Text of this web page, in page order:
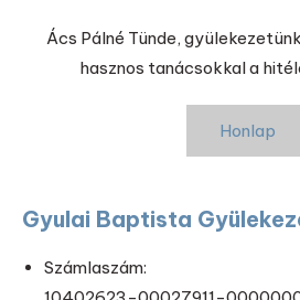
Ács Pálné Tünde,
hasznos tanácsokkal a
Honlap
Gyulai Baptista
Számlaszám: